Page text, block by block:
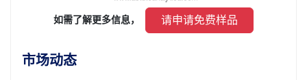
如需了解更多信息， 请申请免费样品
市场动态